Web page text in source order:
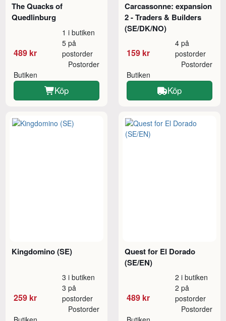
The Quacks of
Quedlinburg
489 kr
1 i butiken
5 på
postorder
Butiken
Postorder
Köp
Carcassonne: expansion
2 - Traders & Builders
(SE/DK/NO)
159 kr
4 på
postorder
Butiken
Postorder
Köp
Kingdomino (SE)
259 kr
3 i butiken
3 på
postorder
Postorder
Quest for El Dorado
(SE/EN)
489 kr
2 i butiken
2 på
postorder
Postorder